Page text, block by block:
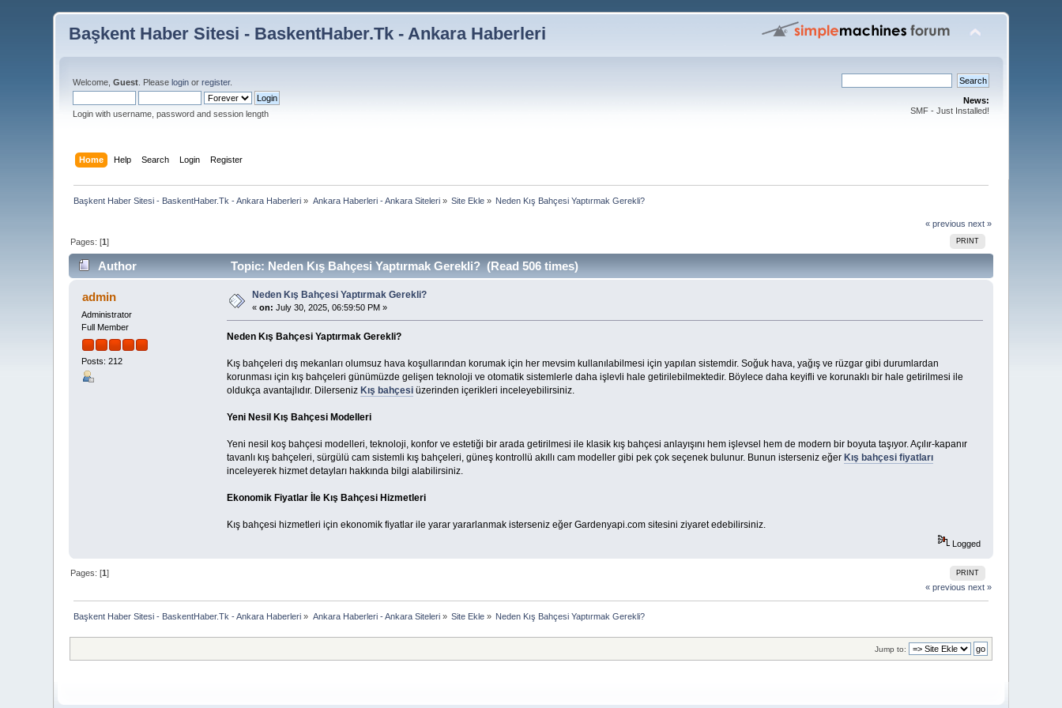
Başkent Haber Sitesi - BaskentHaber.Tk - Ankara Haberleri
Welcome,Guest . Pleaselogin orregister.
Login with username, password and session length
News:
SMF - Just Installed!
Home Help Search Login Register
Başkent Haber Sitesi - BaskentHaber.Tk - Ankara Haberleri » Ankara Haberleri - Ankara Siteleri» Site Ekle » Neden Kış Bahçesi Yaptırmak Gerekli?
« previous next »
PRINT
Pages: [1]
Author Topic: Neden Kış Bahçesi Yaptırmak Gerekli? (Read 506 times)
admin
Administrator
Full Member
Posts: 212
Neden Kış Bahçesi Yaptırmak Gerekli?
«on: July 30, 2025, 06:59:50 PM »
Neden Kış Bahçesi Yaptırmak Gerekli?
Kış bahçeleri dış mekanları olumsuz hava koşullarından korumak için her mevsim kullanılabilmesi için yapılan sistemdir. Soğuk hava, yağış ve rüzgar gibi durumlardan
korunması için kış bahçeleri günümüzde gelişen teknoloji ve otomatik sistemlerle daha işlevli hale getirilebilmektedir. Böylece daha keyifli ve korunaklı bir hale getirilmesi ile
oldukça avantajlıdır. Dilerseniz Kış bahçesiüzerinden içerikleri inceleyebilirsiniz.
Yeni Nesil Kış Bahçesi Modelleri
Yeni nesil koş bahçesi modelleri, teknoloji, konfor ve estetiği bir arada getirilmesi ile klasik kış bahçesi anlayışını hem işlevsel hem de modern bir boyuta taşıyor. Açılır-kapanır
tavanlı kış bahçeleri, sürgülü cam sistemli kış bahçeleri, güneş kontrollü akıllı cam modeller gibi pek çok seçenek bulunur. Bunun isterseniz eğer Kış bahçesi fiyatları
inceleyerek hizmet detayları hakkında bilgi alabilirsiniz.
Ekonomik Fiyatlar İle Kış Bahçesi Hizmetleri
Kış bahçesi hizmetleri için ekonomik fiyatlar ile yarar yararlanmak isterseniz eğer Gardenyapi.com sitesini ziyaret edebilirsiniz.
Logged
PRINT
Pages: [1]
« previous next »
Başkent Haber Sitesi - BaskentHaber.Tk - Ankara Haberleri » Ankara Haberleri - Ankara Siteleri» Site Ekle » Neden Kış Bahçesi Yaptırmak Gerekli?
Jump to: